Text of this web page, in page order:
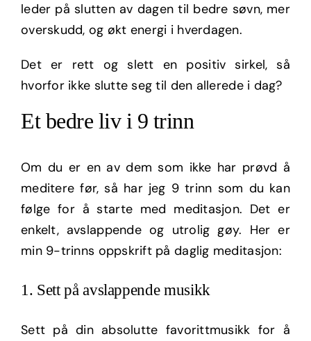
leder på slutten av dagen til bedre søvn, mer
overskudd, og økt energi i hverdagen.
Det er rett og slett en positiv sirkel, så
hvorfor ikke slutte seg til den allerede i dag?
Et bedre liv i 9 trinn
Om du er en av dem som ikke har prøvd å
meditere før, så har jeg 9 trinn som du kan
følge for å starte med meditasjon. Det er
enkelt, avslappende og utrolig gøy. Her er
min 9-trinns oppskrift på daglig meditasjon:
1. Sett på avslappende musikk
Sett på din absolutte favorittmusikk for å